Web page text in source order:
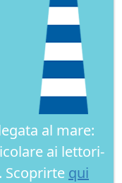
al mare:
ai lettori-
Scoprirte qui